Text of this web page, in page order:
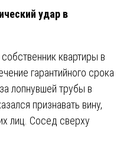
удар в
квартиры в
гарантийного срока
лопнувшей трубы в
признавать вину,
лиц. Сосед сверху